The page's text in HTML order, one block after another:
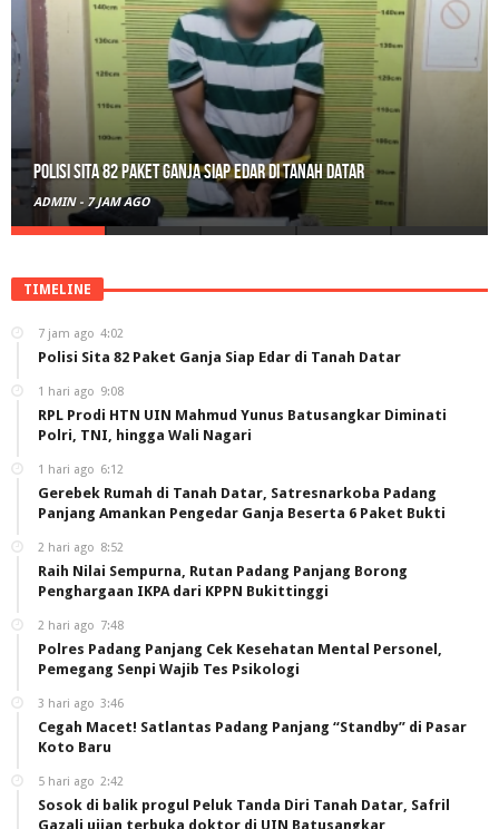
Polisi Sita 82 Paket Ganja Siap Edar di Tanah Datar
ADMIN - 7 JAM AGO
TIMELINE
7 jam ago 4:02
Polisi Sita 82 Paket Ganja Siap Edar di Tanah Datar
1 hari ago 9:08
RPL Prodi HTN UIN Mahmud Yunus Batusangkar Diminati
Polri, TNI, hingga Wali Nagari
1 hari ago 6:12
Gerebek Rumah di Tanah Datar, Satresnarkoba Padang
Panjang Amankan Pengedar Ganja Beserta 6 Paket Bukti
2 hari ago 8:52
Raih Nilai Sempurna, Rutan Padang Panjang Borong
Penghargaan IKPA dari KPPN Bukittinggi
2 hari ago 7:48
Polres Padang Panjang Cek Kesehatan Mental Personel,
Pemegang Senpi Wajib Tes Psikologi
3 hari ago 3:46
Cegah Macet! Satlantas Padang Panjang “Standby” di Pasar
Koto Baru
5 hari ago 2:42
Sosok di balik progul Peluk Tanda Diri Tanah Datar, Safril
Gazali ujian terbuka doktor di UIN Batusangkar